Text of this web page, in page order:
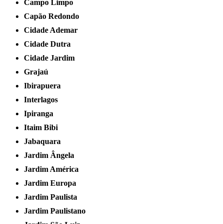
Campo Limpo
Capão Redondo
Cidade Ademar
Cidade Dutra
Cidade Jardim
Grajaú
Ibirapuera
Interlagos
Ipiranga
Itaim Bibi
Jabaquara
Jardim Ângela
Jardim América
Jardim Europa
Jardim Paulista
Jardim Paulistano